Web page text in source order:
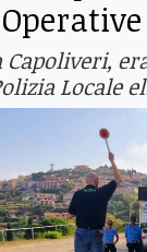
Capoliveri,
Locale